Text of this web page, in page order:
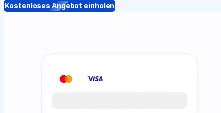
Kostenloses Angebot einholen